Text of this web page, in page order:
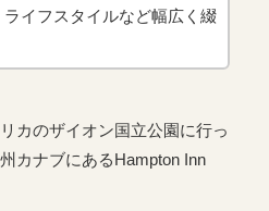
イフスタイルなど幅広く綴
カのザイオン国立公園に行っ
カナブにあるHampton Inn